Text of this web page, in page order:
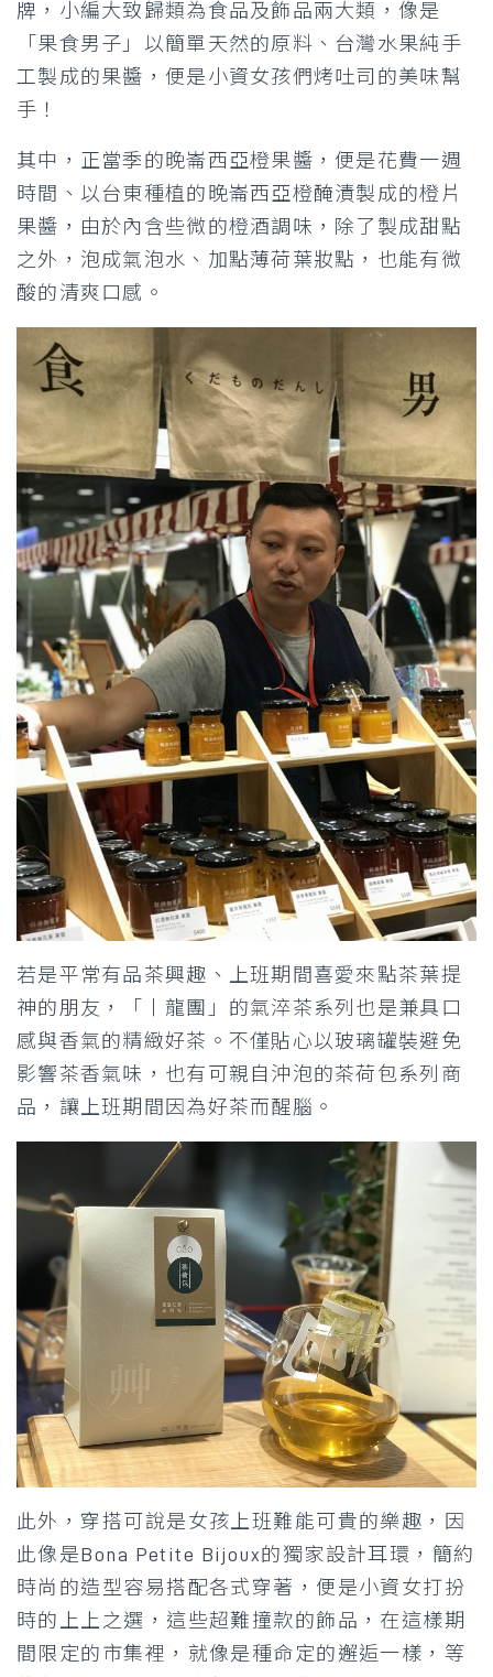
牌，小編大致歸類為食品及飾品兩大類，像是
「果食男子」以簡單天然的原料、台灣水果純手
工製成的果醬，便是小資女孩們烤吐司的美味幫
手！
其中，正當季的晚崙西亞橙果醬，便是花費一週
時間、以台東種植的晚崙西亞橙醃漬製成的橙片
果醬，由於內含些微的橙酒調味，除了製成甜點
之外，泡成氣泡水、加點薄荷葉妝點，也能有微
酸的清爽口感。
若是平常有品茶興趣、上班期間喜愛來點茶葉提
神的朋友，「丨龍團」的氣淬茶系列也是兼具口
感與香氣的精緻好茶。不僅貼心以玻璃罐裝避免
影響茶香氣味，也有可親自沖泡的茶荷包系列商
品，讓上班期間因為好茶而醒腦。
此外，穿搭可說是女孩上班難能可貴的樂趣，因
此像是Bona Petite Bijoux的獨家設計耳環，簡約
時尚的造型容易搭配各式穿著，便是小資女打扮
時的上上之選，這些超難撞款的飾品，在這樣期
間限定的市集裡，就像是種命定的邂逅一樣，等